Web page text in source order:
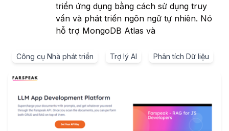
triển ứng dụng bằng cách sử dụng truy
vấn và phát triển ngôn ngữ tự nhiên. Nó
hỗ trợ MongoDB Atlas và
Công cụ Nhà phát triển Trợ lý AI Phân tích Dữ liệu